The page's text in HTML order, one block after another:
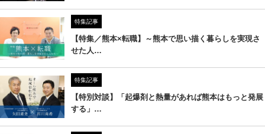
特集記事
【特集／熊本×転職】～熊本で思い描く暮らしを実現さ
せた人…
特集記事
【特別対談】「起爆剤と熱量があれば熊本はもっと発展
する」…